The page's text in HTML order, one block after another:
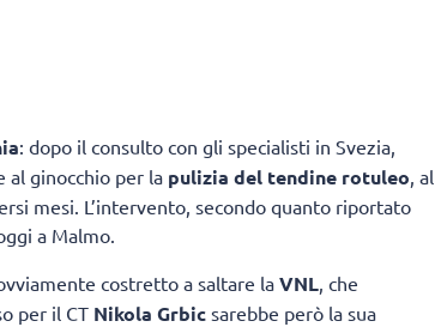
: dopo il consulto con gli specialisti in Svezia,
al ginocchio per la pulizia del tendine rotuleo, al
mesi. L’intervento, secondo quanto riportato
a Malmo.
costretto a saltare la VNL , che
per il CT Nikola Grbic sarebbe però la sua